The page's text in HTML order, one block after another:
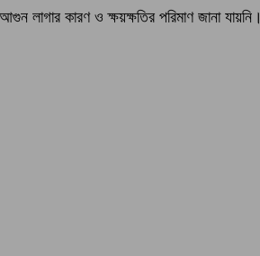
লাগার কারণ ও ক্ষয়ক্ষতির পরিমাণ জানা যায়নি।